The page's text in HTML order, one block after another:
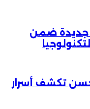
جديدة ضمن
حنان حسن تكشف أسرار